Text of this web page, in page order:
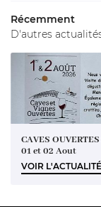
NOS VINS
GALERIE
ACTUALITÉS
CONTACT
Récemment
D'autres
CAVES
01 et 02 Aout
VOIR L'ACTUALITÉ